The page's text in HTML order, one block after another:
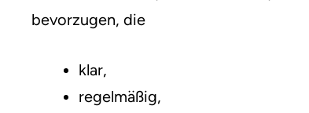
bevorzugen, die
klar,
regelmäßig,